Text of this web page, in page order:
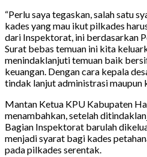
“Perlu saya tegaskan, salah satu
kades yang mau ikut pilkades
dari Inspektorat, ini berdasarkan
Surat bebas temuan ini kita
menindaklanjuti temuan baik
keuangan. Dengan cara kepala
tindak lanjut administrasi maupun
Mantan Ketua KPU Kabupaten
menambahkan, setelah
Bagian Inspektorat barulah
menjadi syarat bagi kades
pada pilkades serentak.